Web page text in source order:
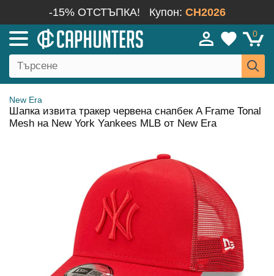
-15% ОТСТЪПКА! Купон: CH2026
0
New Era
Шапка извита тракер червена снапбек A Frame Tonal
Mesh на New York Yankees MLB от New Era